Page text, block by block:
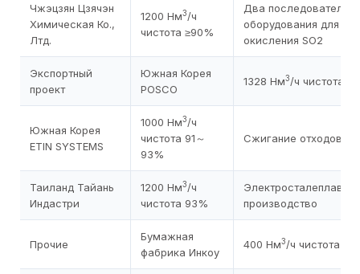
Чжэцзян Цзячэн
Химическая Ко.,
Лтд.
1200 Нм3/ч
чистота ≥90%
Два
оборудования для
окисления SO2
Экспортный
проект
Южная Корея
POSCO
1328 Нм3/ч чистота
Южная Корея
ETIN SYSTEMS
1000 Нм3/ч
чистота 91～
93%
Сжигание отходов
Таиланд Тайань
Индастри
1200 Нм3/ч
чистота 93%
производство
Прочие
Бумажная
фабрика Инкоу
400 Нм3/ч чистота